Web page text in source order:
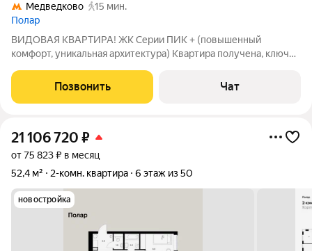
Медведково
15 мин.
Полар
ВИДОВАЯ КВАРТИРА! ЖК Серии ПИК + (повышенный
комфорт, уникальная архитектура) Квартира получена, ключи
1 комнатная квартира (или евродвушка) в корп.1.1., общей
площадью 35 кв.м. Расположена на
Позвонить Чат
21 106 720 ₽
от 75 823 ₽ в месяц
52,4 м²
2-комн. квартира 6 этаж из 50
новостройка